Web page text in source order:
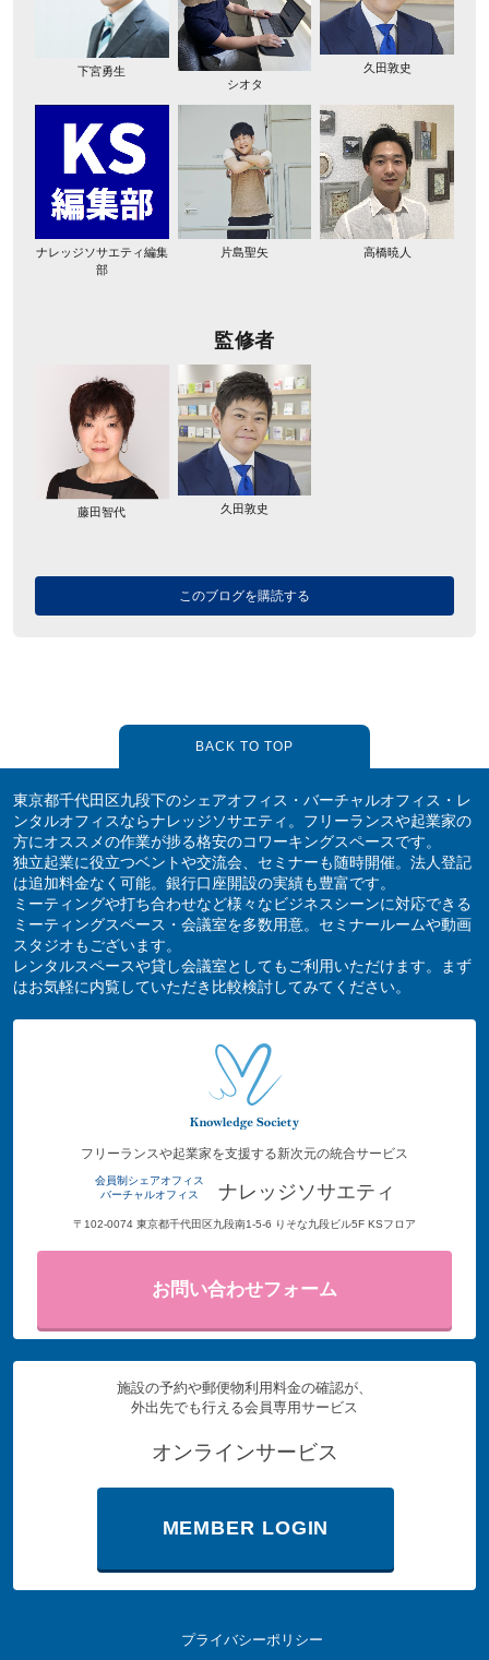
下宮勇生
シオタ
久田敦史
ナレッジソサエティ編集
部
片島聖矢 高橋暁人
監修者
藤田智代 久田敦史
このブログを購読する
BACK TO TOP
東京都千代田区九段下のシェアオフィス・バーチャルオフィス・レ
ンタルオフィスならナレッジソサエティ。フリーランスや起業家の
方にオススメの作業が捗る格安のコワーキングスペースです。
独立起業に役立つベントや交流会、セミナーも随時開催。法人登記
は追加料金なく可能。銀行口座開設の実績も豊富です。
ミーティングや打ち合わせなど様々なビジネスシーンに対応できる
ミーティングスペース・会議室を多数用意。セミナールームや動画
スタジオもございます。
レンタルスペースや貸し会議室としてもご利用いただけます。まず
はお気軽に内覧していただき比較検討してみてください。
フリーランスや起業家を支援する新次元の統合サービス
会員制シェアオフィス
バーチャルオフィス
ナレッジソサエティ
〒102-0074 東京都千代田区九段南1-5-6 りそな九段ビル5F KSフロア
お問い合わせフォーム
施設の予約や郵便物利用料金の確認が、
外出先でも行える会員専用サービス
オンラインサービス
MEMBER LOGIN
プライバシーポリシー